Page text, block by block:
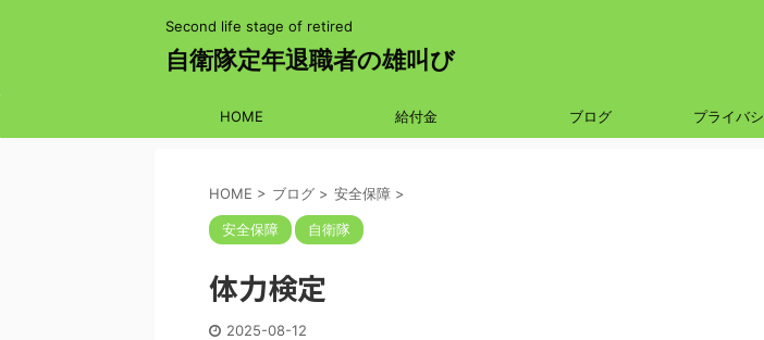
Second life stage of retired
自衛隊定年退職者の雄叫び
HOME 給付金 ブログ プライバ
HOME > ブログ > 安全保障 >
安全保障 自衛隊
体力検定
2025-08-12